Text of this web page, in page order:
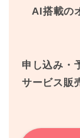
AI搭載の
申し込み・
サービス販